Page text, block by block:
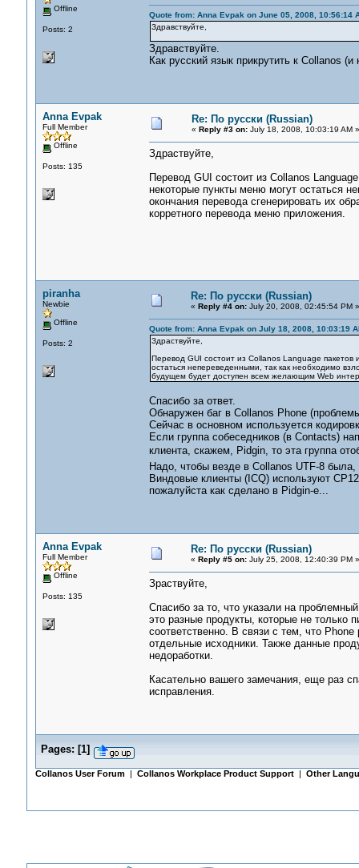
Offline
Posts: 2
Quote from: Anna Evpak on June 05, 2008, 10:56:14
Здравствуйте,
Здравствуйте.
Как русский язык прикрутить к Collanos
Anna Evpak
Full Member
Offline
Posts: 135
Re: По русски (Russian)
« Reply #3 on:July 18, 2008, 10:03:19 AM »
Здраствуйте,
Перевод GUI состоит из Collanos
некоторые пункты меню могут остаться
окончания перевода сгенерировать их
корретного перевода меню приложения.
piranha
Newbie
Offline
Posts: 2
Re: По русски (Russian)
« Reply #4 on:July 20, 2008, 02:45:54 PM »
Quote from: Anna Evpak on July 18, 2008, 10:03:19
Здраствуйте,
Перевод GUI состоит из Collanos Language
остаться непереведенными, так как необходимо
будущем будет доступен всем желающим Web
Спасибо за ответ.
Обнаружен баг в Collanos Phone
Сейчас в основном используется
Если группа собеседников (в Contacts)
клиента, скажем, Pidgin, то эта группа
Надо, чтобы везде в Collanos UTF-8
Виндовые клиенты (ICQ) используют
пожалуйста как сделано в Pidgin-е...
Anna Evpak
Full Member
Offline
Posts: 135
Re: По русски (Russian)
« Reply #5 on:July 25, 2008, 12:40:39 PM »
Зраствуйте,
Спасибо за то, что указали на
это разные продукты, которые не
соответственно. В связи с тем, что
отдельные исходники. Также данные
недоработки.
Касательно вашего замечания, еще раз
исправления.
Pages: [1]
Collanos User Forum| Collanos Workplace Product Support| Other